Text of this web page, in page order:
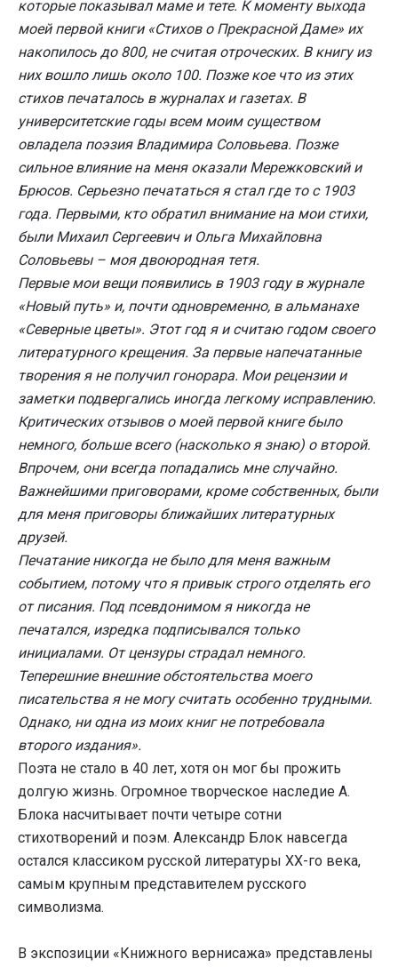
которые показывал маме и тете. К моменту выхода
моей первой книги «Стихов о Прекрасной Даме» их
накопилось до 800, не считая отроческих. В книгу из
них вошло лишь около 100. Позже кое что из этих
стихов печаталось в журналах и газетах. В
университетские годы всем моим существом
овладела поэзия Владимира Соловьева. Позже
сильное влияние на меня оказали Мережковский и
Брюсов. Серьезно печататься я стал где то с 1903
года. Первыми, кто обратил внимание на мои стихи,
были Михаил Сергеевич и Ольга Михайловна
Соловьевы – моя двоюродная тетя.
Первые мои вещи появились в 1903 году в журнале
«Новый путь» и, почти одновременно, в альманахе
«Северные цветы». Этот год я и считаю годом своего
литературного крещения. За первые напечатанные
творения я не получил гонорара. Мои рецензии и
заметки подвергались иногда легкому исправлению.
Критических отзывов о моей первой книге было
немного, больше всего (насколько я знаю) о второй.
Впрочем, они всегда попадались мне случайно.
Важнейшими приговорами, кроме собственных, были
для меня приговоры ближайших литературных
друзей.
Печатание никогда не было для меня важным
событием, потому что я привык строго отделять его
от писания. Под псевдонимом я никогда не
печатался, изредка подписывался только
инициалами. От цензуры страдал немного.
Теперешние внешние обстоятельства моего
писательства я не могу считать особенно трудными.
Однако, ни одна из моих книг не потребовала
второго издания».
Поэта не стало в 40 лет, хотя он мог бы прожить
долгую жизнь. Огромное творческое наследие А.
Блока насчитывает почти четыре сотни
стихотворений и поэм. Александр Блок навсегда
остался классиком русской литературы ХХ-го века,
самым крупным представителем русского
символизма.
В экспозиции «Книжного вернисажа» представлены